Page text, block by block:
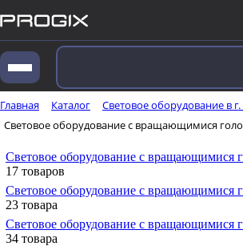
Главная Каталог
Световое оборудование в
Световое оборудование с вращающимися
Световое оборудование с вращающимися
17 товаров
Световое оборудование с вращающимися
23 товара
Световое оборудование с вращающимися
34 товара